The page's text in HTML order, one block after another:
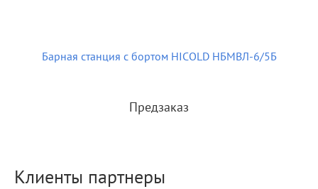
Барная станция с бортом HICOLD НБМВЛ-6/5Б
Предзаказ
Клиенты партнеры